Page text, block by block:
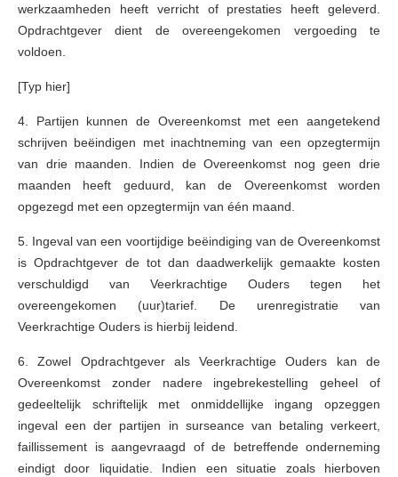
werkzaamheden heeft verricht of prestaties heeft geleverd.
Opdrachtgever dient de overeengekomen vergoeding te
voldoen.
[Typ hier]
4. Partijen kunnen de Overeenkomst met een aangetekend
schrijven beëindigen met inachtneming van een opzegtermijn
van drie maanden. Indien de Overeenkomst nog geen drie
maanden heeft geduurd, kan de Overeenkomst worden
opgezegd met een opzegtermijn van één maand.
5. Ingeval van een voortijdige beëindiging van de Overeenkomst
is Opdrachtgever de tot dan daadwerkelijk gemaakte kosten
verschuldigd van Veerkrachtige Ouders tegen het
overeengekomen (uur)tarief. De urenregistratie van
Veerkrachtige Ouders is hierbij leidend.
6. Zowel Opdrachtgever als Veerkrachtige Ouders kan de
Overeenkomst zonder nadere ingebrekestelling geheel of
gedeeltelijk schriftelijk met onmiddellijke ingang opzeggen
ingeval een der partijen in surseance van betaling verkeert,
faillissement is aangevraagd of de betreffende onderneming
eindigt door liquidatie. Indien een situatie zoals hierboven